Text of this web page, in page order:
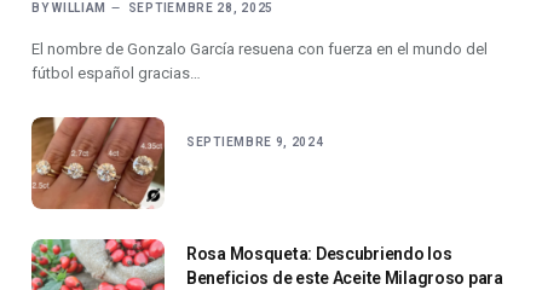
BY WILLIAM SEPTIEMBRE 28, 2025
El nombre de Gonzalo García resuena con fuerza en el mundo del
fútbol español gracias…
SEPTIEMBRE 9, 2024
Rosa Mosqueta: Descubriendo los
Beneficios de este Aceite Milagroso para